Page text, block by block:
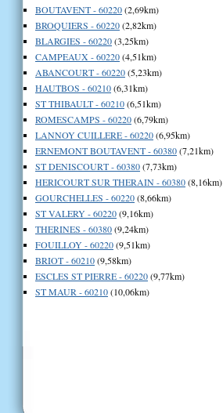
BOUTAVENT - 60220(2,69km)
BROQUIERS - 60220(2,82km)
BLARGIES - 60220(3,25km)
CAMPEAUX - 60220(4,51km)
ABANCOURT - 60220(5,23km)
HAUTBOS - 60210(6,31km)
ST THIBAULT - 60210(6,51km)
ROMESCAMPS - 60220(6,79km)
LANNOY CUILLERE - 60220(6,95km)
ERNEMONT BOUTAVENT - 60380(7,21km)
ST DENISCOURT - 60380(7,73km)
HERICOURT SUR THERAIN - 60380(8,16km)
GOURCHELLES - 60220(8,66km)
ST VALERY - 60220(9,16km)
THERINES - 60380(9,24km)
FOUILLOY - 60220(9,51km)
BRIOT - 60210(9,58km)
ESCLES ST PIERRE - 60220(9,77km)
ST MAUR - 60210(10,06km)